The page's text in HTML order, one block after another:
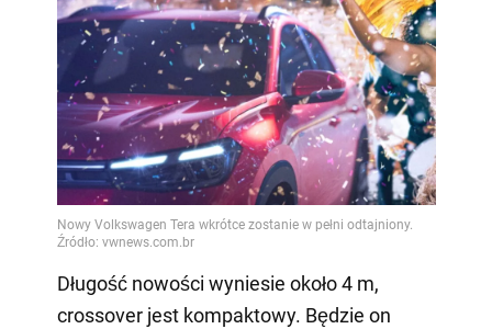
Długość nowości wyniesie około 4 m,
crossover jest kompaktowy. Będzie on